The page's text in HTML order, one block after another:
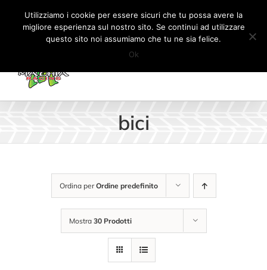
Salta
contenuto
Il mio account CARRELLO
bici
Ordina perOrdine predefinito
Mostra 30 Prodotti
Utilizziamo i cookie per essere sicuri che tu possa avere la
migliore esperienza sul nostro sito. Se continui ad utilizzare
questo sito noi assumiamo che tu ne sia felice.
Ok